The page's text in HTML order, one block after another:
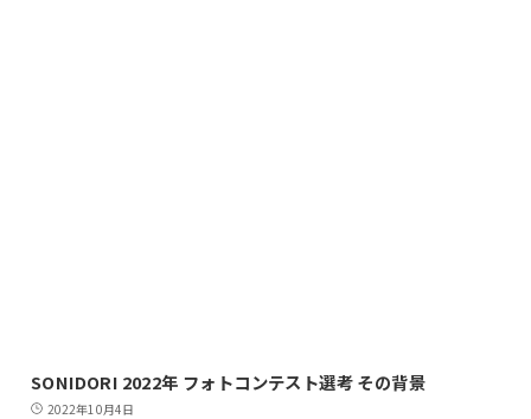
SONIDORI 2022年 フォトコンテスト選考 その背景
2022年10月4日